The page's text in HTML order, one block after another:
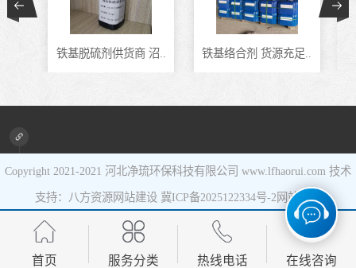
铁基脱硫剂供货商 沼.. 铁基络合剂 货源充足..
Copyright 2021-2021 河北净琉环保科技有限公司 www.lfhaorui.com 技术
支持：八方资源 网站建设 冀ICP备2025122334号-2 网站地图
首页 服务分类 热线电话 在线咨询
硫补充剂
油气集输用天然
气净化剂螯合物
硫酸锰系复合型